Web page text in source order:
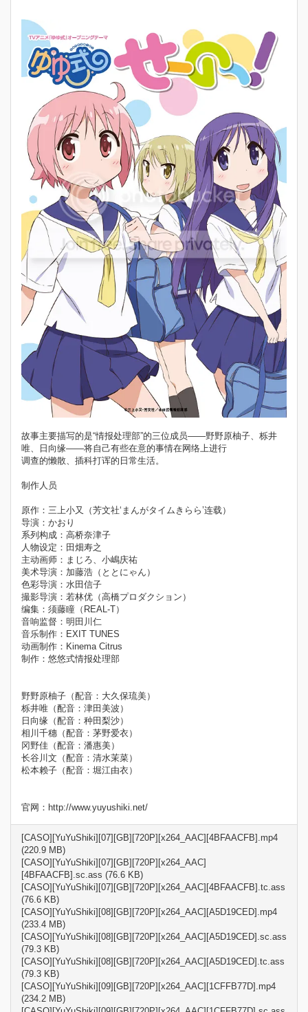
故事主要描写的是“情报处理部”的三位成员——野野原柚子、栎井
唯、日向缘——将自己有些在意的事情在网络上进行
调查的懒散、插科打诨的日常生活。
制作人员
原作：三上小又（芳文社‘まんがタイムきらら’连载）
导演：かおり
系列构成：高桥奈津子
人物设定：田畑寿之
主动画师：まじろ、小嶋庆祐
美术导演：加藤浩（ととにゃん）
色彩导演：水田信子
撮影导演：若林优（高橋プロダクション）
编集：须藤瞳（REAL-T）
音响监督：明田川仁
音乐制作：EXIT TUNES
动画制作：Kinema Citrus
制作：悠悠式情报处理部
野野原柚子（配音：大久保琉美）
栎井唯（配音：津田美波）
日向缘（配音：种田梨沙）
相川千穗（配音：茅野爱衣）
冈野佳（配音：潘惠美）
长谷川文（配音：清水茉菜）
松本赖子（配音：堀江由衣）
官网：http://www.yuyushiki.net/
[CASO][YuYuShiki][07][GB][720P][x264_AAC][4BFAACFB].mp4
(220.9 MB)
[CASO][YuYuShiki][07][GB][720P][x264_AAC]
[4BFAACFB].sc.ass (76.6 KB)
[CASO][YuYuShiki][07][GB][720P][x264_AAC][4BFAACFB].tc.ass
(76.6 KB)
[CASO][YuYuShiki][08][GB][720P][x264_AAC][A5D19CED].mp4
(233.4 MB)
[CASO][YuYuShiki][08][GB][720P][x264_AAC][A5D19CED].sc.ass
(79.3 KB)
[CASO][YuYuShiki][08][GB][720P][x264_AAC][A5D19CED].tc.ass
(79.3 KB)
[CASO][YuYuShiki][09][GB][720P][x264_AAC][1CFFB77D].mp4
(234.2 MB)